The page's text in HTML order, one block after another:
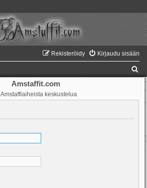
Kirjaudu sisään
Rekisteröidy
Amstaffit.com
Amstaffiaiheista keskustelua